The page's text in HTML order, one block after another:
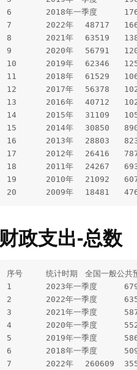
6	2018年一季度	17699	4020	8535	4610	4332	744	3835	1378	975	769	415	406	4475	1418	1454	633	370	600		224
7	2022年	48717	16699	43690	14923	19995	2860	16258	5075	2398	4390	2759	3389	19216	5794	6349	3590	1257	2226	211	1309
8	2021年	63519	13881	42041	13993	17316	2806	18158	5217	3520	4076	2478	2288	20793	7428	6896	3278	1065	2126	203	1236
9	2020年	56791	12028	36424	11568	14535	2564	14549	4608	3531	3087	1774	1755	19687	7061	6468	2842	1258	2058	207	1153
10	2019年	62346	12562	37300	10388	15812	2889	16503	4821	3498	2463	1229	1822	19251	6213	6465	2988	1390	2195	221	1121
11	2018年	61529	10632	35323	13872	16879	2848	15913	4840	3453	2199	977	1630	17968	5730	5642	2889	1319	2388	151	992
12	2017年	56378	10225	32111	11966	15969	2998	13870	4362	3281	2206	1069	1353	16437	4910	4911	2604	1652	2360		944
13	2016年	40712	10217	28850	10089	12781	2603	12154	4034	2674	2209	1251	951	15108	4300	4212	2221	2029	2256		870
14	2015年	31109	10542	27125	8618	12517	2555	12867		2793		2553		11970	3899	3832		2097	2142			19313
15	2014年	30850	8907	24632	7377	14424	2843	11356		2885		667		11952	3986	3914		2059	1993			17782
16	2013年	28803	8230	22416	6531	14003	2630	10515		2596		470		10665	3844	3294		1808	1719			17217
17	2012年	26416	7872	19654	5820	14796	2783	10429	3126	2228		304		8756		2719	2874	1621	1542			15748
18	2011年	24267	6936	16760	6054	13560	2559	9205	2777	2044		438		7001		2063	1102	1072	2764			13679
19	2010年	21092	6072	12843	4837	10487	2027	7327		1792												11158
财政支出-总数
序号	统计时期	全国一般公共预算支出	中央一般公共预算支出	地方一般公共预算支出	地方税收返还和转移支付支出
1	2023年一季度	67915	7240	60675
2	2022年一季度	63587	6804	56783
3	2021年一季度	58703	6676	52027
4	2020年一季度	55284	7173	48111
5	2019年一季度	58629	6919	51710
6	2018年一季度	50997	6037	44960
7	2022年	260609	35570	225039